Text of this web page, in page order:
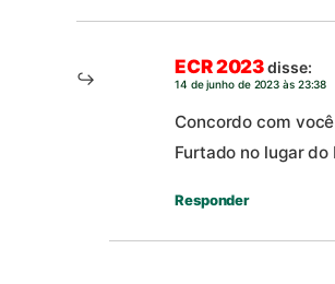
ECR 2023disse:
14 de junho de 2023 às 23:38
Concordo com
Furtado no lugar do
Responder